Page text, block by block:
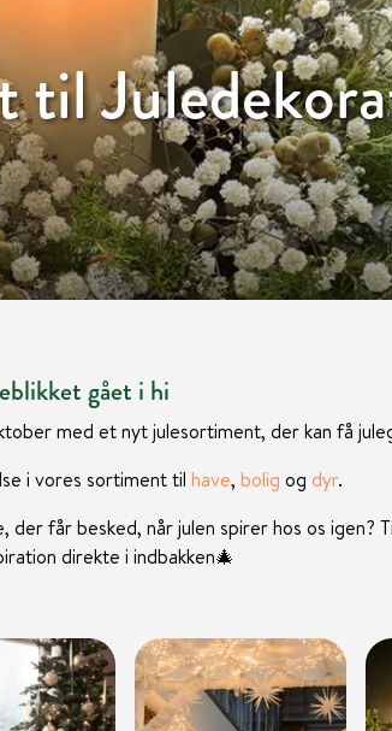
til
gået i hi
med et nyt julesortiment, der kan få
i vores sortiment til have, bolig og dyr.
får besked, når julen spirer hos os igen?
direkte i indbakken🎄